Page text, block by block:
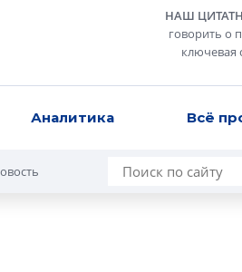
НАШ
говорить о
ключевая
Аналитика Всё